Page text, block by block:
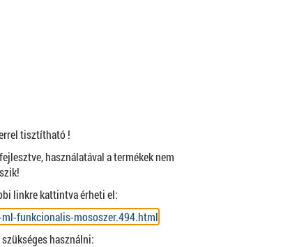
tisztítható !
használatával a termékek nem
linkre kattintva érheti el:
funkcionalis-mososzer.494.html
használni: